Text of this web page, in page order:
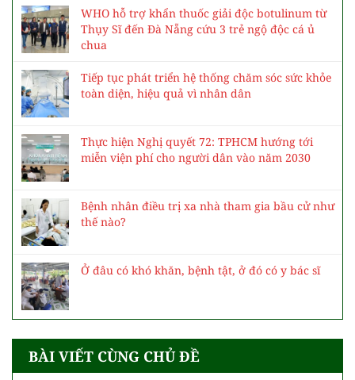
WHO hỗ trợ khẩn thuốc giải độc botulinum từ
Thụy Sĩ đến Đà Nẵng cứu 3 trẻ ngộ độc cá ủ
chua
Tiếp tục phát triển hệ thống chăm sóc sức khỏe
toàn diện, hiệu quả vì nhân dân
Thực hiện Nghị quyết 72: TPHCM hướng tới
miễn viện phí cho người dân vào năm 2030
Bệnh nhân điều trị xa nhà tham gia bầu cử như
thế nào?
Ở đâu có khó khăn, bệnh tật, ở đó có y bác sĩ
BÀI VIẾT CÙNG CHỦ ĐỀ